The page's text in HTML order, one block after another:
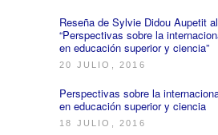
Reseña de Sylvie Didou Aupetit
“Perspectivas sobre la
en educación superior y ciencia”
20 JULIO, 2016
Perspectivas sobre la
en educación superior y ciencia
18 JULIO, 2016